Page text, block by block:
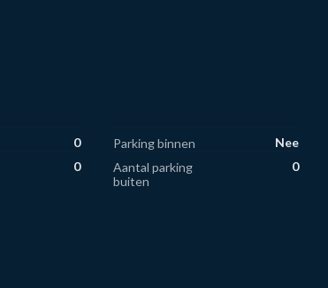
0 Parking binnen
Nee
0
Aantal parking
buiten
0